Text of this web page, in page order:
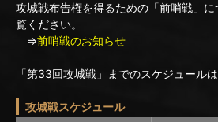
攻城戦布告権を得るための「前哨戦」
覧ください。
⇒前哨戦のお知らせ
「第33回攻城戦」までのスケジュール
攻城戦スケジュール